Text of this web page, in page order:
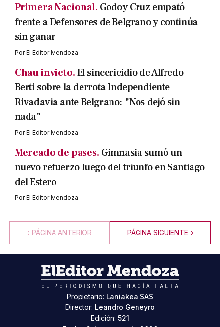
Primera Nacional. Godoy Cruz empató
frente a Defensores de Belgrano y continúa
sin ganar
PorEl Editor Mendoza
Chau invicto.El sincericidio de Alfredo
Berti sobre la derrota Independiente
Rivadavia ante Belgrano: "Nos dejó sin
nada"
PorEl Editor Mendoza
Mercado de pases. Gimnasia sumó un
nuevo refuerzo luego del triunfo en Santiago
del Estero
PorEl Editor Mendoza
‹ PÁGINA ANTERIOR PÁGINA SIGUIENTE ›
Propietario: Laniakea SAS
Director: Leandro Geneyro
Edición: 521